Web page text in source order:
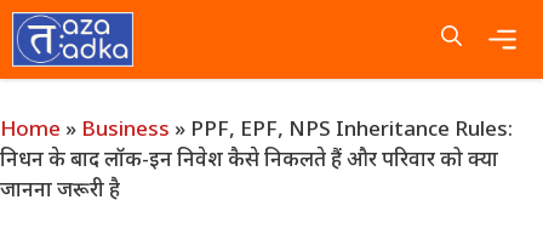
Skip
to
content
Home » Business » PPF, EPF, NPS Inheritance Rules:
निधन के बाद लॉक-इन निवेश कैसे निकलते हैं और परिवार को क्या
जानना जरूरी है